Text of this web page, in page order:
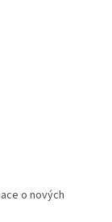
o nových